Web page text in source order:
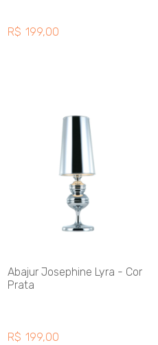
R$ 199,00
Abajur Josephine Lyra - Cor
Prata
R$ 199,00